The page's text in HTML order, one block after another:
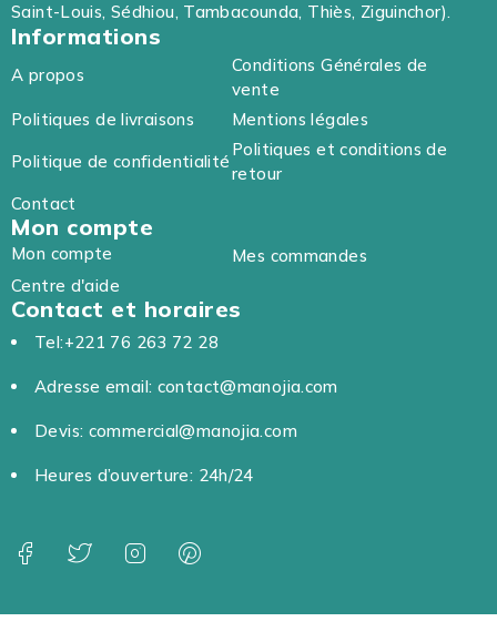
Saint-Louis, Sédhiou, Tambacounda, Thiès, Ziguinchor).
Informations
A propos
Conditions Générales de
vente
Politiques de livraisons
Mentions légales
Politique de confidentialité
Politiques et conditions de
retour
Contact
Mon compte
Mon compte
Mes commandes
Centre d'aide
Contact et horaires
Tel:+221 76 263 72 28
Adresse email: contact@manojia.com
Devis: commercial@manojia.com
Heures d’ouverture: 24h/24